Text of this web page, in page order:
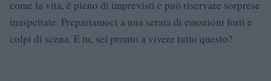
come la vita, è pieno di imprevisti e può riservare sorprese
inaspettate. Prepariamoci a una serata di emozioni forti e
colpi di scena. E tu, sei pronto a vivere tutto questo?